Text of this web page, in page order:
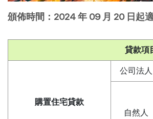
頒佈時間：2024 年 09 月 20 日起
貸款項
購置住宅貸款
公司法人
自然人